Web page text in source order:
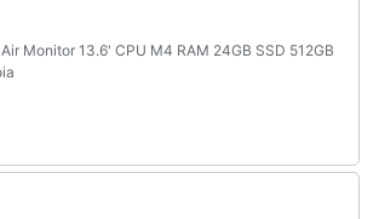
Monitor 13.6' CPU M4 RAM 24GB SSD 512GB